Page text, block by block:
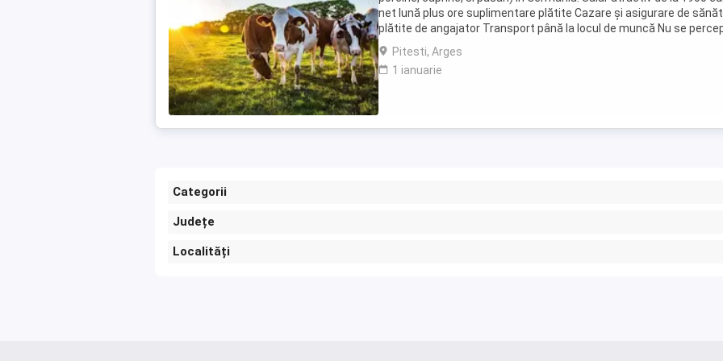
net lună plus ore suplimentare plătite Cazare și asigurare de
plătite de angajator Transport până la locul de muncă Nu se
comisioane sau alte ...
Pitesti, Arges
1 ianuarie
Categorii
Județe
Localități